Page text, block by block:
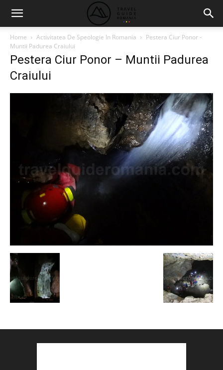
Home Activitatea De Speologie In Romania
Pestera Ciur Ponor -
Muntii Padurea Craiului
Pestera Ciur Ponor – Muntii Padurea
Craiului